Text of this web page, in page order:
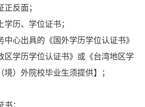
反面；
历、学位证书；
出具的《国外学历学位认证书》
区学历学位认证书》或《台湾地区学
境）外院校毕业生须提供】；